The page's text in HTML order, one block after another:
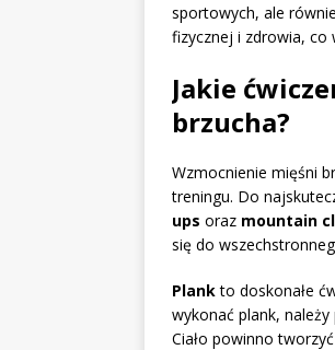
sportowych, ale
fizycznej i zdrowia, co
Jakie
brzucha?
Wzmocnienie mięśni
treningu. Do
ups oraz mountain
się do
Plankto doskonałe
wykonać plank,
Ciało powinno